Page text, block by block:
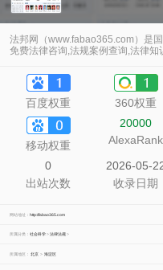
法邦网（www.fabao365.com）是
免费法律咨询,法规案例查询,法律知
百度权重 360权重
移动权重
20000
AlexaRank
0
出站次数
2026-05-
收录日期
网站地址： http://fabao365.com
所属分类： 社会科学>法律法规>
所属地区： 北京> 海淀区